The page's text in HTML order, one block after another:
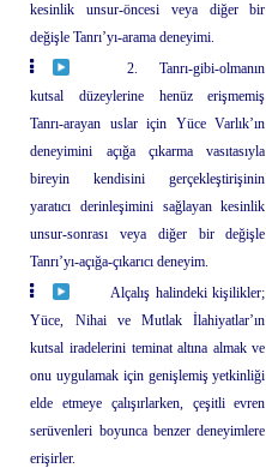
kesinlik unsur-öncesi veya diğer bir
değişle Tanrı’yı-arama deneyimi.
2. Tanrı-gibi-olmanın
kutsal düzeylerine henüz erişmemiş
Tanrı-arayan uslar için Yüce Varlık’ın
deneyimini açığa çıkarma vasıtasıyla
bireyin kendisini gerçekleştirişinin
yaratıcı derinleşimini sağlayan kesinlik
unsur-sonrası veya diğer bir değişle
Tanrı’yı-açığa-çıkarıcı deneyim.
Alçalış halindeki kişilikler;
Yüce, Nihai ve Mutlak İlahiyatlar’ın
kutsal iradelerini teminat altına almak ve
onu uygulamak için genişlemiş yetkinliği
elde etmeye çalışırlarken, çeşitli evren
serüvenleri boyunca benzer deneyimlere
erişirler.